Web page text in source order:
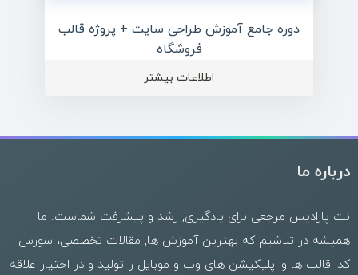
دوره جامع آموزش طراحی سایت + پروژه قالب
فروشگاه
اطلاعات بیشتر
درباره ما
نت پارادیس مرجعی برای یادگیری, رشد و پیشرفت شماست. ما
همیشه در تلاشیم که بهترینآموزش ها, مقالات تخصصی، سورس
کد, قالب ها و اپلیکیشن های وب و موبایل را تولید و در اختیار علاقه